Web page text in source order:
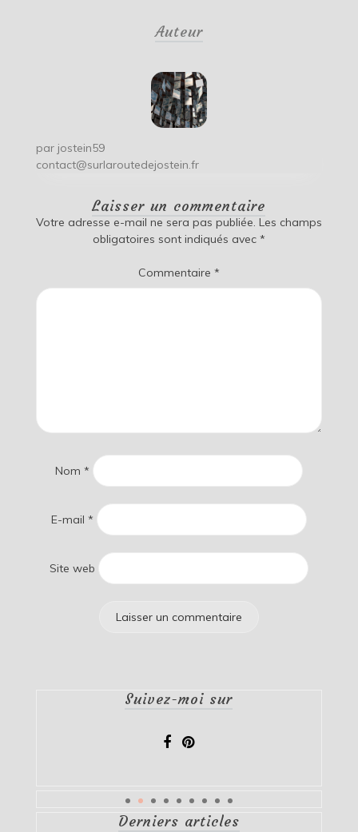
Auteur
par jostein59
contact@surlaroutedejostein.fr
Laisser un commentaire
Votre adresse e-mail ne sera pas publiée. Les champs
obligatoires sont indiqués avec *
Commentaire *
Nom *
E-mail *
Site web
Suivez-moi sur
Derniers articles